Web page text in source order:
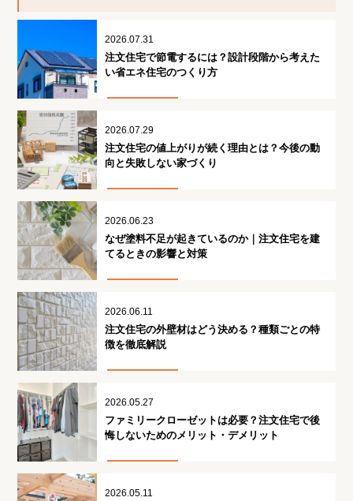
2026.07.31
注文住宅で節電するには？設計段階から考えた
い省エネ住宅のつくり方
2026.07.29
注文住宅の値上がりが続く理由とは？今後の動
向と失敗しない家づくり
2026.06.23
なぜ塗料不足が起きているのか｜注文住宅を建
てるときの影響と対策
2026.06.11
注文住宅の外壁材はどう決める？種類ごとの特
徴を徹底解説
2026.05.27
ファミリークローゼットは必要？注文住宅で後
悔しないためのメリット・デメリット
2026.05.11